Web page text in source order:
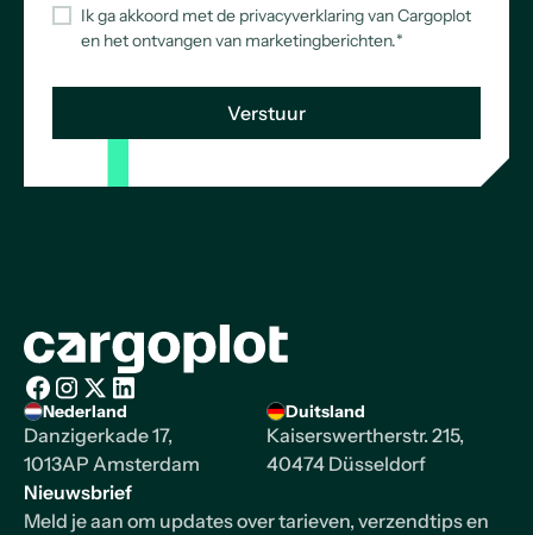
Ik ga akkoord met de privacyverklaring van Cargoplot
en het ontvangen van marketingberichten.*
Homepage
Facebook
Instagram
X/Twitter
LinkedIn
Nederland
Danzigerkade 17,
1013AP Amsterdam
Duitsland
Kaiserswertherstr. 215,
40474 Düsseldorf
Nieuwsbrief
Meld je aan om updates over tarieven, verzendtips en